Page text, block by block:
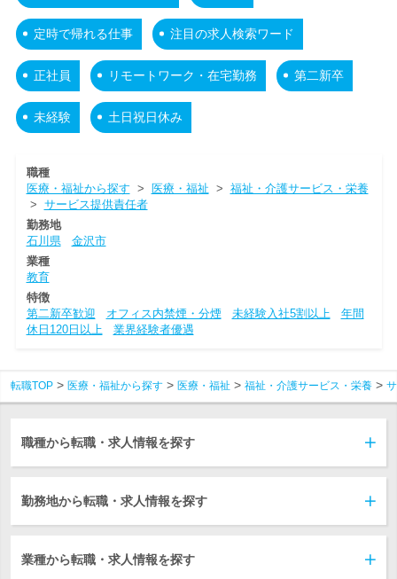
定時で帰れる仕事 注目の求人検索ワード
正社員 リモートワーク・在宅勤務 第二新卒
未経験 土日祝日休み
職種
医療・福祉から探す > 医療・福祉 > 福祉・介護サービス・栄養
> サービス提供責任者
勤務地
石川県
金沢市
業種
教育
特徴
第二新卒歓迎
オフィス内禁煙・分煙 未経験入社5割以上
年間
休日120日以上
業界経験者優遇
転職TOP 医療・福祉から探す 医療・福祉 福祉・介護サービス・栄養
職種から転職・求人情報を探す
勤務地から転職・求人情報を探す
業種から転職・求人情報を探す